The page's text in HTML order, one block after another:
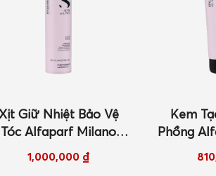
Kem Tạo Kiểu Sấy
Phồng Alfaparf Milano
Semi di Lino Style &
Care Blow Dry Cream
810,000₫
Dầu Gội
Milano
Style &
Dry